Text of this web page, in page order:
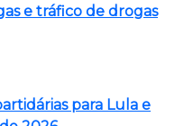
e tráfico de drogas
para Lula e